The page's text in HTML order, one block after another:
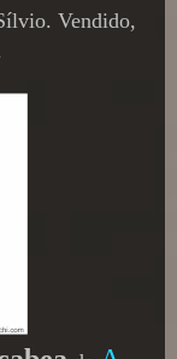
Vendido,